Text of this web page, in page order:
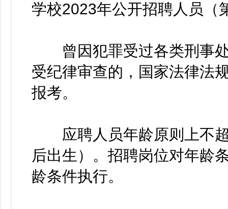
学校2023年公开招聘人员（
曾因犯罪受过各类刑事处
受纪律审查的，国家法律法
报考。
应聘人员年龄原则上不超
后出生）。招聘岗位对年龄
龄条件执行。